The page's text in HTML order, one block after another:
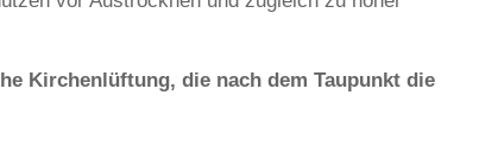
Kirchenlüftung, die nach dem Taupunkt die